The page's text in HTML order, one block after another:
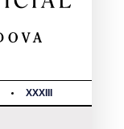
XXXIII